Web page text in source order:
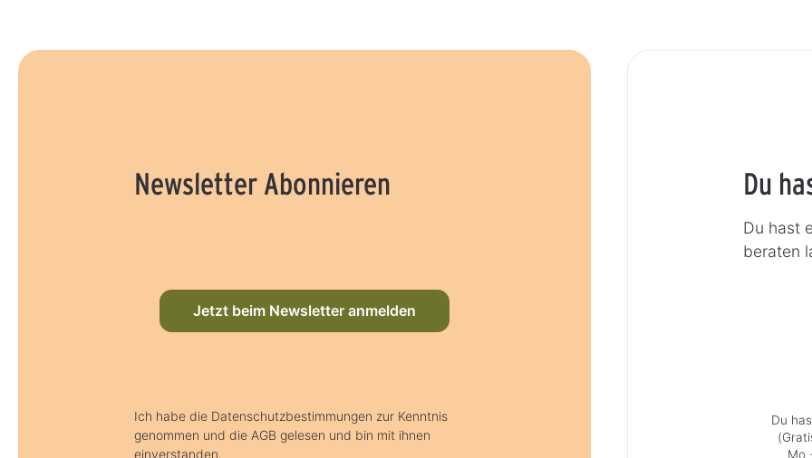
Newsletter Abonnieren
Jetzt beim Newsletter anmelden
Ich habe die Datenschutzbestimmungen zur Kenntnis
genommen und die AGB gelesen und bin mit ihnen
einverstanden.
Du
Du hast
beraten
Du
Mo